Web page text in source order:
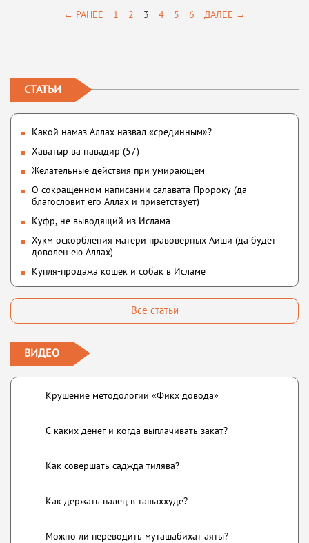
← РАНЕЕ 1 2 3 4 5 6 ДАЛЕЕ →
СТАТЬИ
Какой намаз Аллах назвал «срединным»?
Хаватыр ва навадир (57)
Желательные действия при умирающем
О сокращенном написании салавата Пророку (да
благословит его Аллах и приветствует)
Куфр, не выводящий из Ислама
Хукм оскорбления матери правоверных Аиши (да будет
доволен ею Аллах)
Купля-продажа кошек и собак в Исламе
Все статьи
ВИДЕО
Крушение методологии «Фикх довода»
С каких денег и когда выплачивать закат?
Как совершать саджда тилява?
Как держать палец в ташаххуде?
Можно ли переводить муташабихат аяты?